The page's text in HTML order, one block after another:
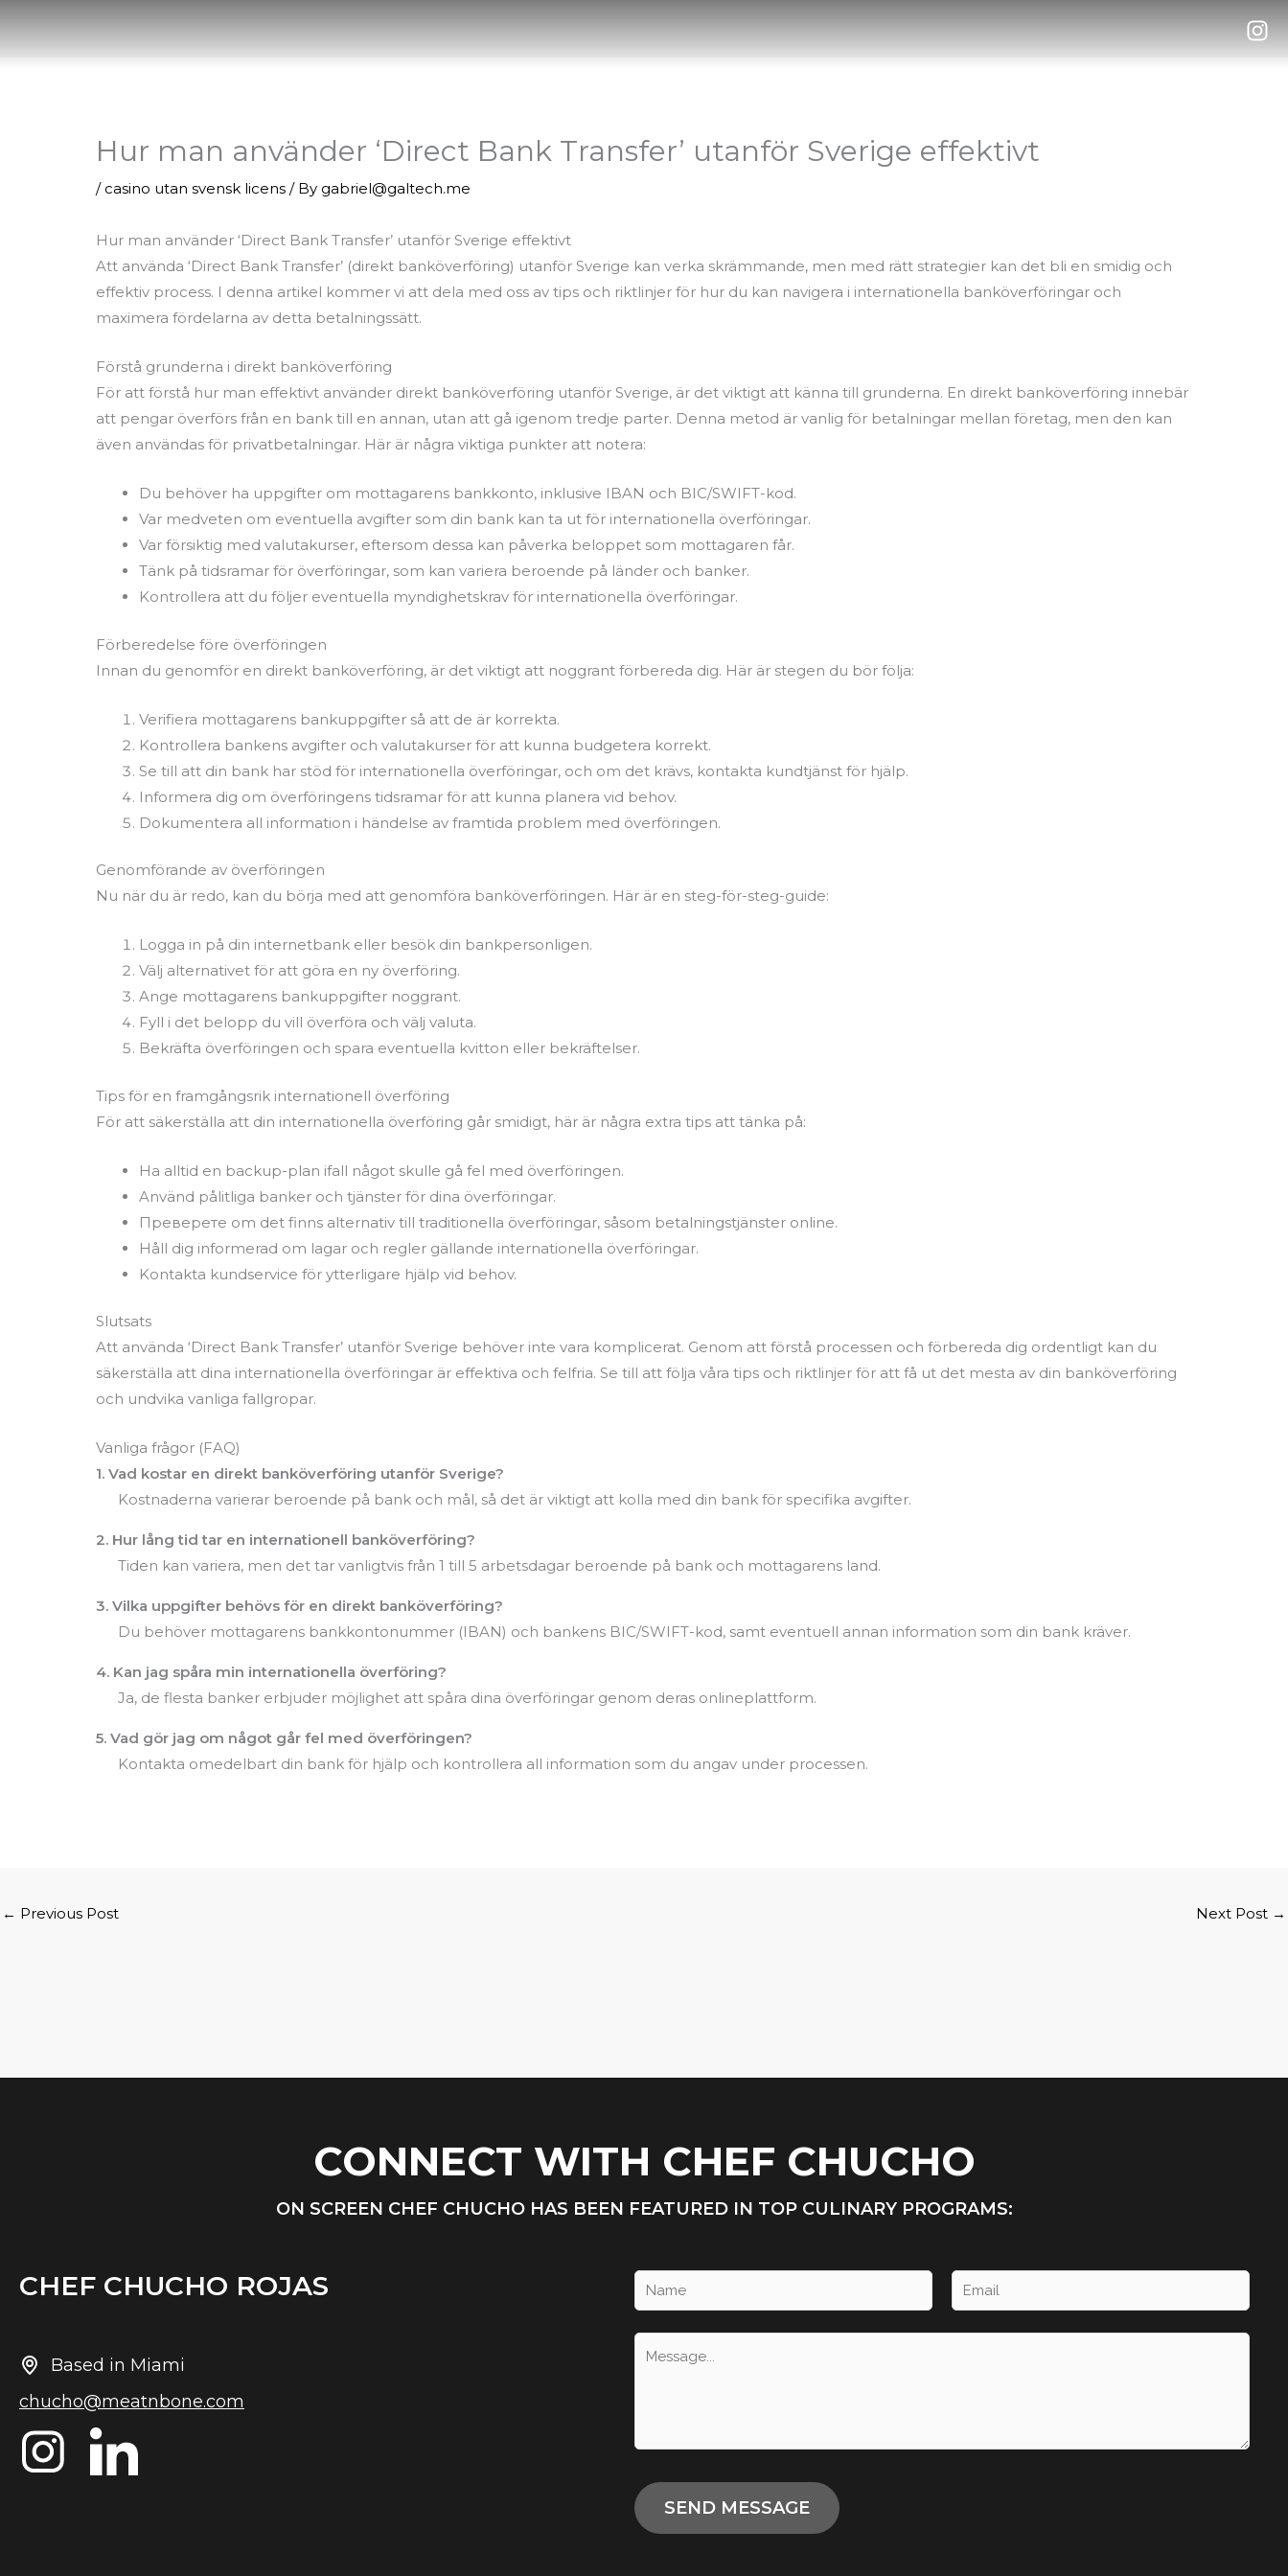
content
Hur man använder ‘Direct Bank Transfer’ utanför Sverige effektivt
/ casino utan svensk licens / By gabriel@galtech.me
Hur man använder ‘Direct Bank Transfer’ utanför Sverige effektivt
Att använda ‘Direct Bank Transfer’ (direkt banköverföring) utanför Sverige kan verka skrämmande, men med rätt strategier kan det bli en smidig och
effektiv process. I denna artikel kommer vi att dela med oss av tips och riktlinjer för hur du kan navigera i internationella banköverföringar och
maximera fördelarna av detta betalningssätt.
Förstå grunderna i direkt banköverföring
För att förstå hur man effektivt använder direkt banköverföring utanför Sverige, är det viktigt att känna till grunderna. En direkt banköverföring innebär
att pengar överförs från en bank till en annan, utan att gå igenom tredje parter. Denna metod är vanlig för betalningar mellan företag, men den kan
även användas för privatbetalningar. Här är några viktiga punkter att notera:
Du behöver ha uppgifter om mottagarens bankkonto, inklusive IBAN och BIC/SWIFT-kod.
Var medveten om eventuella avgifter som din bank kan ta ut för internationella överföringar.
Var försiktig med valutakurser, eftersom dessa kan påverka beloppet som mottagaren får.
Tänk på tidsramar för överföringar, som kan variera beroende på länder och banker.
Kontrollera att du följer eventuella myndighetskrav för internationella överföringar.
Förberedelse före överföringen
Innan du genomför en direkt banköverföring, är det viktigt att noggrant förbereda dig. Här är stegen du bör följa:
Verifiera mottagarens bankuppgifter så att de är korrekta.
Kontrollera bankens avgifter och valutakurser för att kunna budgetera korrekt.
Se till att din bank har stöd för internationella överföringar, och om det krävs, kontakta kundtjänst för hjälp.
Informera dig om överföringens tidsramar för att kunna planera vid behov.
Dokumentera all information i händelse av framtida problem med överföringen.
Genomförande av överföringen
Nu när du är redo, kan du börja med att genomföra banköverföringen. Här är en steg-för-steg-guide:
Logga in på din internetbank eller besök din bankpersonligen.
Välj alternativet för att göra en ny överföring.
Ange mottagarens bankuppgifter noggrant.
Fyll i det belopp du vill överföra och välj valuta.
Bekräfta överföringen och spara eventuella kvitton eller bekräftelser.
Tips för en framgångsrik internationell överföring
För att säkerställa att din internationella överföring går smidigt, här är några extra tips att tänka på:
Ha alltid en backup-plan ifall något skulle gå fel med överföringen.
Använd pålitliga banker och tjänster för dina överföringar.
Преверете om det finns alternativ till traditionella överföringar, såsom betalningstjänster online.
Håll dig informerad om lagar och regler gällande internationella överföringar.
Kontakta kundservice för ytterligare hjälp vid behov.
Slutsats
Att använda ‘Direct Bank Transfer’ utanför Sverige behöver inte vara komplicerat. Genom att förstå processen och förbereda dig ordentligt kan du
säkerställa att dina internationella överföringar är effektiva och felfria. Se till att följa våra tips och riktlinjer för att få ut det mesta av din banköverföring
och undvika vanliga fallgropar.
Vanliga frågor (FAQ)
1. Vad kostar en direkt banköverföring utanför Sverige?
Kostnaderna varierar beroende på bank och mål, så det är viktigt att kolla med din bank för specifika avgifter.
2. Hur lång tid tar en internationell banköverföring?
Tiden kan variera, men det tar vanligtvis från 1 till 5 arbetsdagar beroende på bank och mottagarens land.
3. Vilka uppgifter behövs för en direkt banköverföring?
Du behöver mottagarens bankkontonummer (IBAN) och bankens BIC/SWIFT-kod, samt eventuell annan information som din bank kräver.
4. Kan jag spåra min internationella överföring?
Ja, de flesta banker erbjuder möjlighet att spåra dina överföringar genom deras onlineplattform.
5. Vad gör jag om något går fel med överföringen?
Kontakta omedelbart din bank för hjälp och kontrollera all information som du angav under processen.
← Previous Post Next Post →
CONNECT WITH CHEF CHUCHO
ON SCREEN CHEF CHUCHO HAS BEEN FEATURED IN TOP CULINARY PROGRAMS:
CHEF CHUCHO ROJAS
Based in Miami
chucho@meatnbone.com